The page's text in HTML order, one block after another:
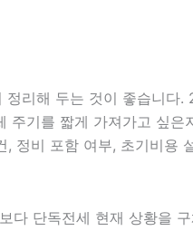
리해 두는 것이 좋습니
기를 짧게 가져가고 싶
정비 포함 여부, 초기비용
다 단독전세 현재 상황